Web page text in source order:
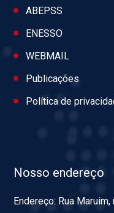
ABEPSS
ENESSO
WEBMAIL
Publicações
Política de
Nosso endereço
Endereço: Rua